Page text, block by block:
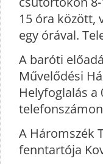
15 óra között,
egy órával.
A baróti
Művelődési
Helyfoglalás a
A Háromszék
fenntartója